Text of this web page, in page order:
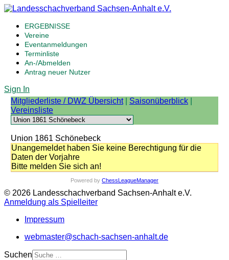
ERGEBNISSE
Vereine
Eventanmeldungen
Terminliste
An-/Abmelden
Antrag neuer Nutzer
Sign In
Mitgliederliste / DWZ Übersicht| Saisonüberblick|
Vereinsliste
Union 1861 Schönebeck
Unangemeldet haben Sie keine Berechtigung für die
Daten der Vorjahre
Bitte melden Sie sich an!
Powered by ChessLeagueManager
© 2026 Landesschachverband Sachsen-Anhalt e.V.
Anmeldung als Spielleiter
Impressum
webmaster@schach-sachsen-anhalt.de
Suchen